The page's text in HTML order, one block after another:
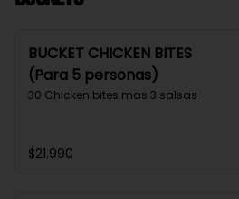
BUCKET CHICKEN BITES
(Para 5 personas)
30 Chicken bites mas 3 salsas
$21.990